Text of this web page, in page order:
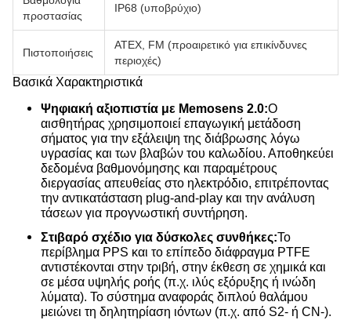
προστασίας
IP68 (υποβρύχιο)
Πιστοποιήσεις
ATEX, FM (προαιρετικό για επικίνδυνες
περιοχές)
Βασικά Χαρακτηριστικά
Ψηφιακή αξιοπιστία με Memosens 2.0:Ο
αισθητήρας χρησιμοποιεί επαγωγική μετάδοση
σήματος για την εξάλειψη της διάβρωσης λόγω
υγρασίας και των βλαβών του καλωδίου. Αποθηκεύει
δεδομένα βαθμονόμησης και παραμέτρους
διεργασίας απευθείας στο ηλεκτρόδιο, επιτρέποντας
την αντικατάσταση plug-and-play και την ανάλυση
τάσεων για προγνωστική συντήρηση.
Στιβαρό σχέδιο για δύσκολες συνθήκες:Το
περίβλημα PPS και το επίπεδο διάφραγμα PTFE
αντιστέκονται στην τριβή, στην έκθεση σε χημικά και
σε μέσα υψηλής ροής (π.χ. ιλύς εξόρυξης ή ινώδη
λύματα). Το σύστημα αναφοράς διπλού θαλάμου
μειώνει τη δηλητηρίαση ιόντων (π.χ. από S2- ή CN-).